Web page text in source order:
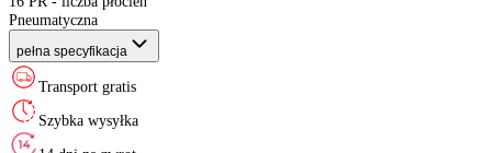
Konstrukcja:
Liczba płócien:
Rodzaj wypełnienia
Alliance